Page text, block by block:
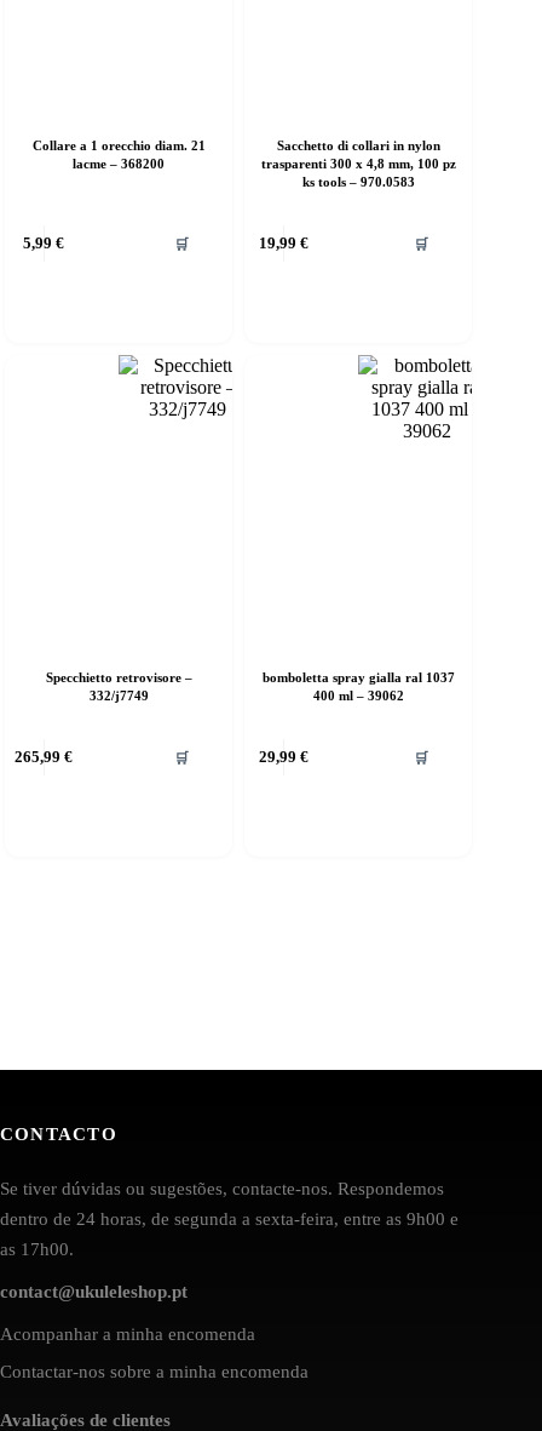
Collare a 1 orecchio diam. 21
lacme – 368200
5,99€ 🛒
Sacchetto di collari in nylon
trasparenti 300 x 4,8 mm, 100 pz
ks tools – 970.0583
19,99 € 🛒
Specchietto retrovisore –
332/j7749
265,99€ 🛒
bomboletta spray gialla ral 1037
400 ml – 39062
29,99 € 🛒
CONTACTO
Se tiver dúvidas ou sugestões, contacte-nos. Respondemos
dentro de 24 horas, de segunda a sexta-feira, entre as 9h00 e
as 17h00.
contact@ukuleleshop.pt
Acompanhar a minha encomenda
Contactar-nos sobre a minha encomenda
Avaliações de clientes